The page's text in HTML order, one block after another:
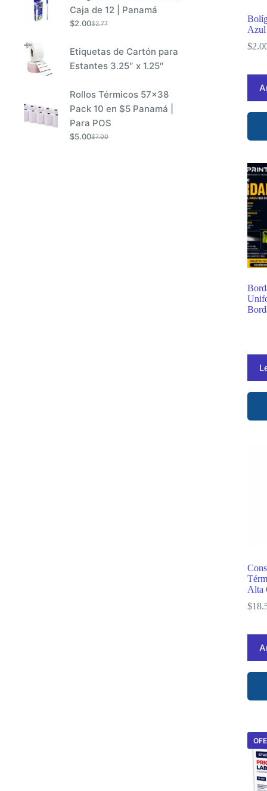
Azul
$
Alta
$
era:
$320.00.
es:
$225.00.
Caja de 12 | Panamá
$2.77
El
original
era:
$2.00
El
actual
es:
Etiquetas de Cartón para
Estantes 3.25″ x 1.25″
Rollos Térmicos 57x38
Pack 10 en $5 Panamá |
Para POS
$7.00
El
$5.00
El